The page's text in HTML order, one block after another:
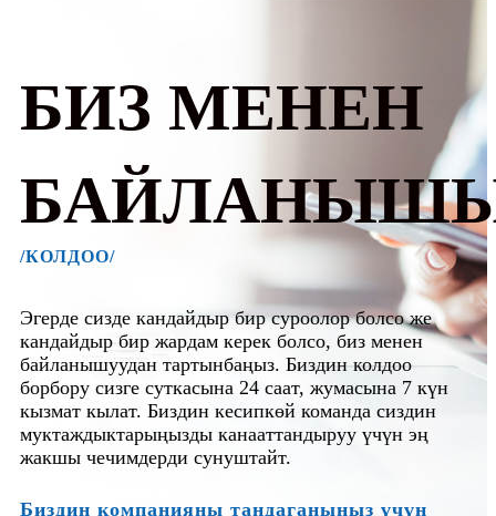
БИЗ МЕНЕН
/КОЛДОО/
Эгерде сизде кандайдыр бир суроолор болсо же
кандайдыр бир жардам керек болсо, биз менен
байланышуудан тартынбаңыз. Биздин колдоо
борбору сизге суткасына 24 саат, жумасына 7 күн
кызмат кылат. Биздин кесипкөй команда сиздин
муктаждыктарыңызды канааттандыруу үчүн эң
жакшы чечимдерди сунуштайт.
Биздин компанияны тандаганыңыз үчүн